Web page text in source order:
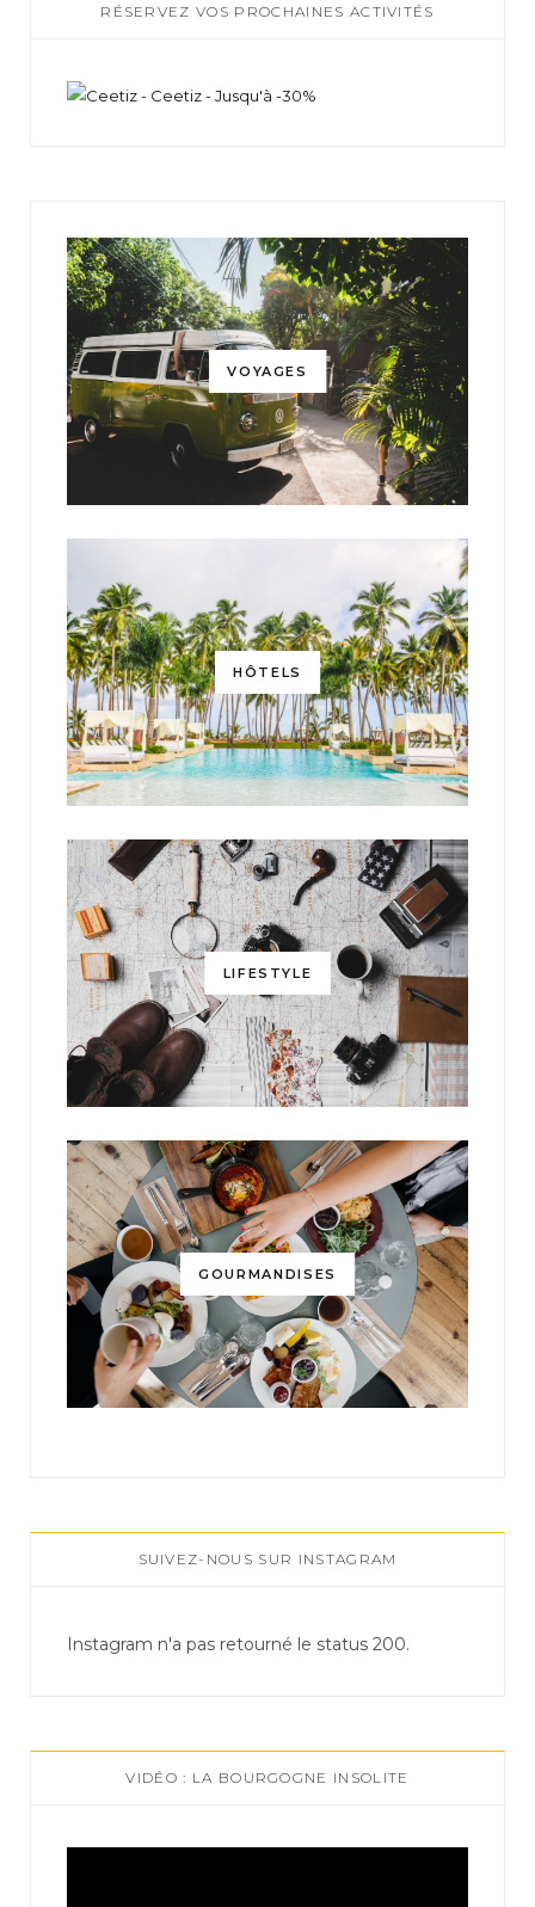
RÉSERVEZ VOS PROCHAINES ACTIVITÉS
VOYAGES
HÔTELS
LIFESTYLE
GOURMANDISES
SUIVEZ-NOUS SUR INSTAGRAM
Instagram n'a pas retourné le status 200.
VIDÉO : LA BOURGOGNE INSOLITE